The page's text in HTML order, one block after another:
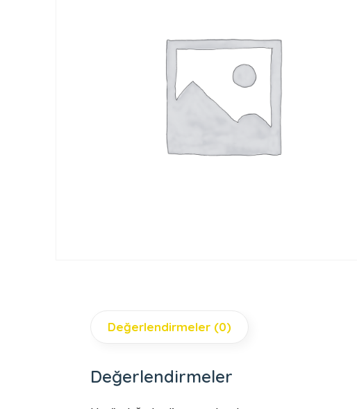
Değerlendirmeler (0)
Değerlendirmeler